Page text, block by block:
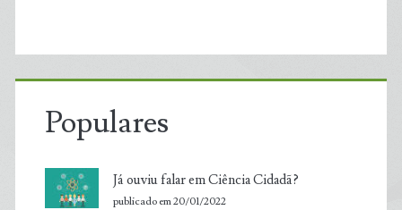
Populares
Já ouviu falar em Ciência Cidadã?
publicado em 20/01/2022